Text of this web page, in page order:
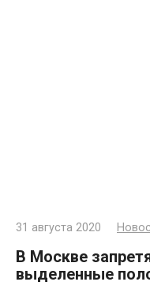
31 августа 2020
В Москве
выделенные